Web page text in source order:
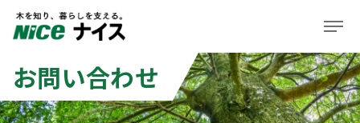
企業情報
事業紹介
お問い合わせ